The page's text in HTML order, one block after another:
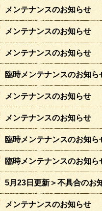
メンテナンスのお知らせ
メンテナンスのお知らせ
メンテナンスのお知らせ
臨時メンテナンスのお知ら
メンテナンスのお知らせ
メンテナンスのお知らせ
臨時メンテナンスのお知ら
臨時メンテナンスのお知ら
5月23日更新＞不具合のお
メンテナンスのお知らせ